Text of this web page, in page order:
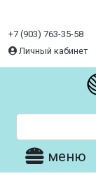
+7 (903) 763-35-58
Личный кабинет
меню